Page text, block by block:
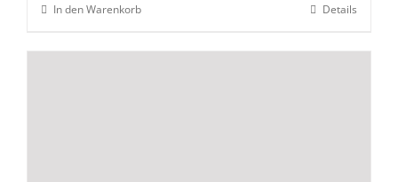
In den Warenkorb Details